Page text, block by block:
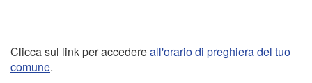
Clicca sul link per accedereall'orario di preghiera del tuo
comune.